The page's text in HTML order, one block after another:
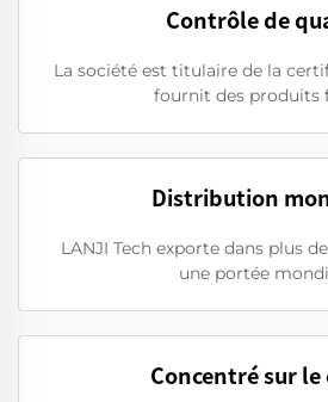
Contrôle de
La société est titulaire de la
fournit des produits
Distribution
LANJI Tech exporte dans plus
une portée
Concentré sur